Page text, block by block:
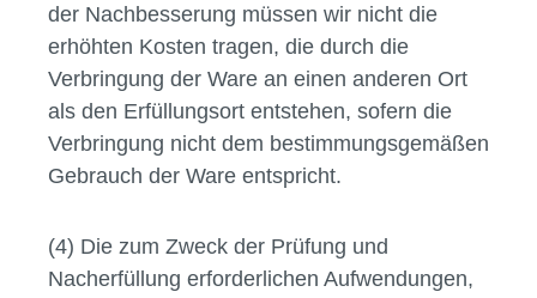
der Nachbesserung müssen wir nicht die
erhöhten Kosten tragen, die durch die
Verbringung der Ware an einen anderen Ort
als den Erfüllungsort entstehen, sofern die
Verbringung nicht dem bestimmungsgemäßen
Gebrauch der Ware entspricht.
(4) Die zum Zweck der Prüfung und
Nacherfüllung erforderlichen Aufwendungen,